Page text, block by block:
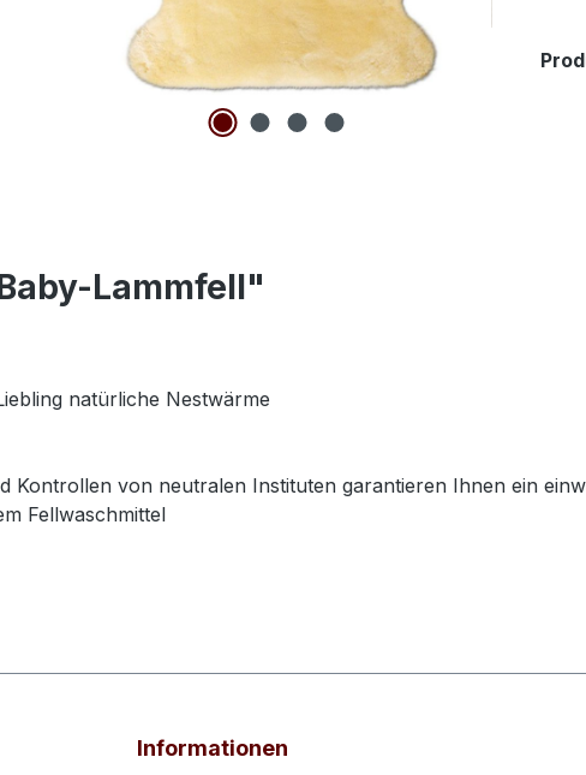
Lammfell"
natürliche Nestwärme
Kontrollen von neutralen Instituten garantieren Ihnen ein
Fellwaschmittel
Informationen